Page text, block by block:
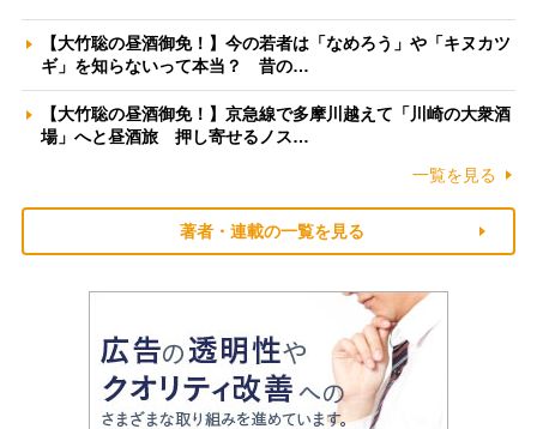
【大竹聡の昼酒御免！】今の若者は「なめろう」や「キヌカツ
ギ」を知らないって本当？ 昔の…
【大竹聡の昼酒御免！】京急線で多摩川越えて「川崎の大衆酒
場」へと昼酒旅 押し寄せるノス…
一覧を見る
著者・連載の一覧を見る